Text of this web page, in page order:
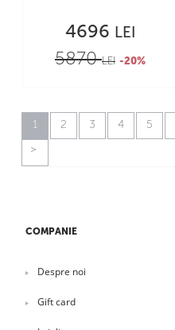
4696 LEI
5870LEI -20%
1 2 3 4 5
COMPANIE
Despre noi
Gift card